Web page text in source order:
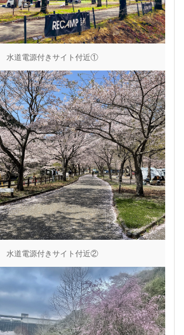
水道電源付きサイト付近①
水道電源付きサイト付近②